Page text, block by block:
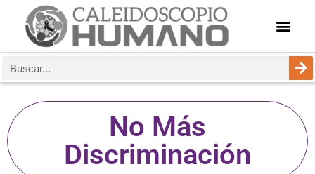
No Más
Discriminación